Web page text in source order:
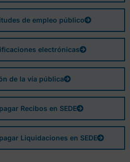
de empleo público
electrónicas
de la vía pública
Recibos en SEDE
Liquidaciones en SEDE